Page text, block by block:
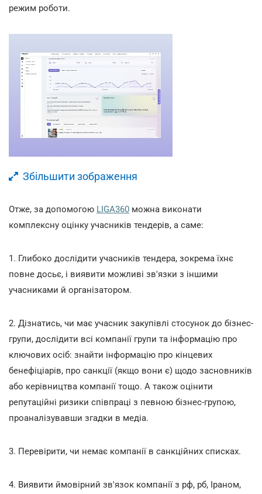
режим роботи.
Збільшити зображення
Отже, за допомогою LIGA360 можна виконати
комплексну оцінку учасників тендерів, а саме:
1. Глибоко дослідити учасників тендера, зокрема їхнє
повне досьє, і виявити можливі зв'язки з іншими
учасниками й організатором.
2. Дізнатись, чи має учасник закупівлі стосунок до бізнес-
групи, дослідити всі компанії групи та інформацію про
ключових осіб: знайти інформацію про кінцевих
бенефіціарів, про санкції (якщо вони є) щодо засновників
або керівництва компанії тощо. А також оцінити
репутаційні ризики співпраці з певною бізнес-групою,
проаналізувавши згадки в медіа.
3. Перевірити, чи немає компанії в санкційних списках.
4. Виявити ймовірний зв'язок компанії з рф, рб, Іраном,